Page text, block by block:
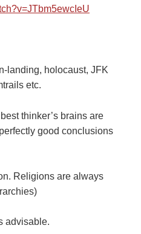
landing, holocaust, JFK
etc.
thinker’s brains are
good conclusions
Religions are always
advisable.